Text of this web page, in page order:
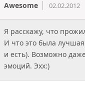
Awesome 02.02.2012
Я расскажу, что
И что это была
и есть). Возможно
эмоций. Эхх:)